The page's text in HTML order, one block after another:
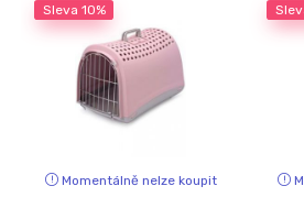
Sleva 10%
Momentálně nelze koupit